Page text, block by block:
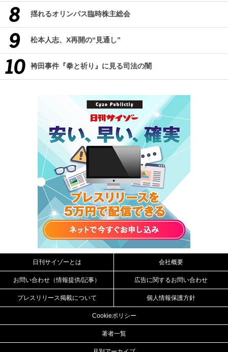
揺れるオリンパス臨時株主総会
松本人志、X再開の“見通し”
袴田事件『拳と祈り』に見る司法の闇
日刊サイゾーとは 会社概要
お問い合わせ（情報提供/記事） 広告に関するお問い合わせ
プレスリリース掲載について 個人情報保護方針
Cookieポリシー
著者一覧